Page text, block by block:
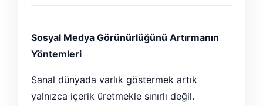
Sosyal Medya Görünürlüğünü Artırmanın
Yöntemleri
Sanal dünyada varlık göstermek artık
yalnızca içerik üretmekle sınırlı değil.